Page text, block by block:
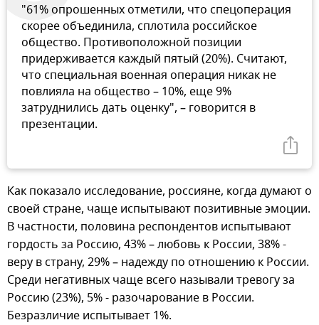
"61% опрошенных отметили, что спецоперация
скорее объединила, сплотила российское
общество. Противоположной позиции
придерживается каждый пятый (20%). Считают,
что специальная военная операция никак не
повлияла на общество – 10%, еще 9%
затруднились дать оценку", – говорится в
презентации.
Как показало исследование, россияне, когда думают о
своей стране, чаще испытывают позитивные эмоции.
В частности, половина респондентов испытывают
гордость за Россию, 43% – любовь к России, 38% -
веру в страну, 29% – надежду по отношению к России.
Среди негативных чаще всего называли тревогу за
Россию (23%), 5% - разочарование в России.
Безразличие испытывает 1%.